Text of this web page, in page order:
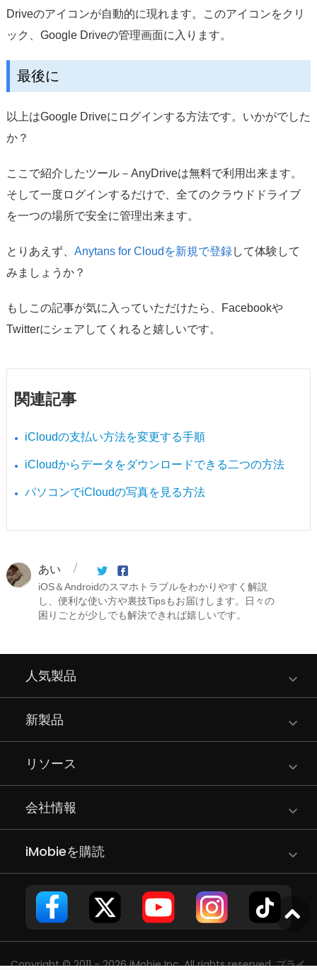
Driveのアイコンが自動的に現れます。このアイコンをクリ
ック、Google Driveの管理画面に入ります。
最後に
以上はGoogle Driveにログインする方法です。いかがでした
か？
ここで紹介したツール－AnyDriveは無料で利用出来ます。
そして一度ログインするだけで、全てのクラウドドライブ
を一つの場所で安全に管理出来ます。
とりあえず、 Anytans for Cloudを新規で登録して体験して
みましょうか？
もしこの記事が気に入っていただけたら、Facebookや
Twitterにシェアしてくれると嬉しいです。
関連記事
iCloudの支払い方法を変更する手順
iCloudからデータをダウンロードできる二つの方法
パソコンでiCloudの写真を見る方法
あい
iOS＆Androidのスマホトラブルをわかりやすく解説
し、便利な使い方や裏技Tipsもお届けします。日々の
困りごとが少しでも解決できれば嬉しいです。
人気製品
新製品
リソース
会社情報
iMobieを購読
Copyright © 2011 - 2026 iMobie Inc. All rights reserved.プライ